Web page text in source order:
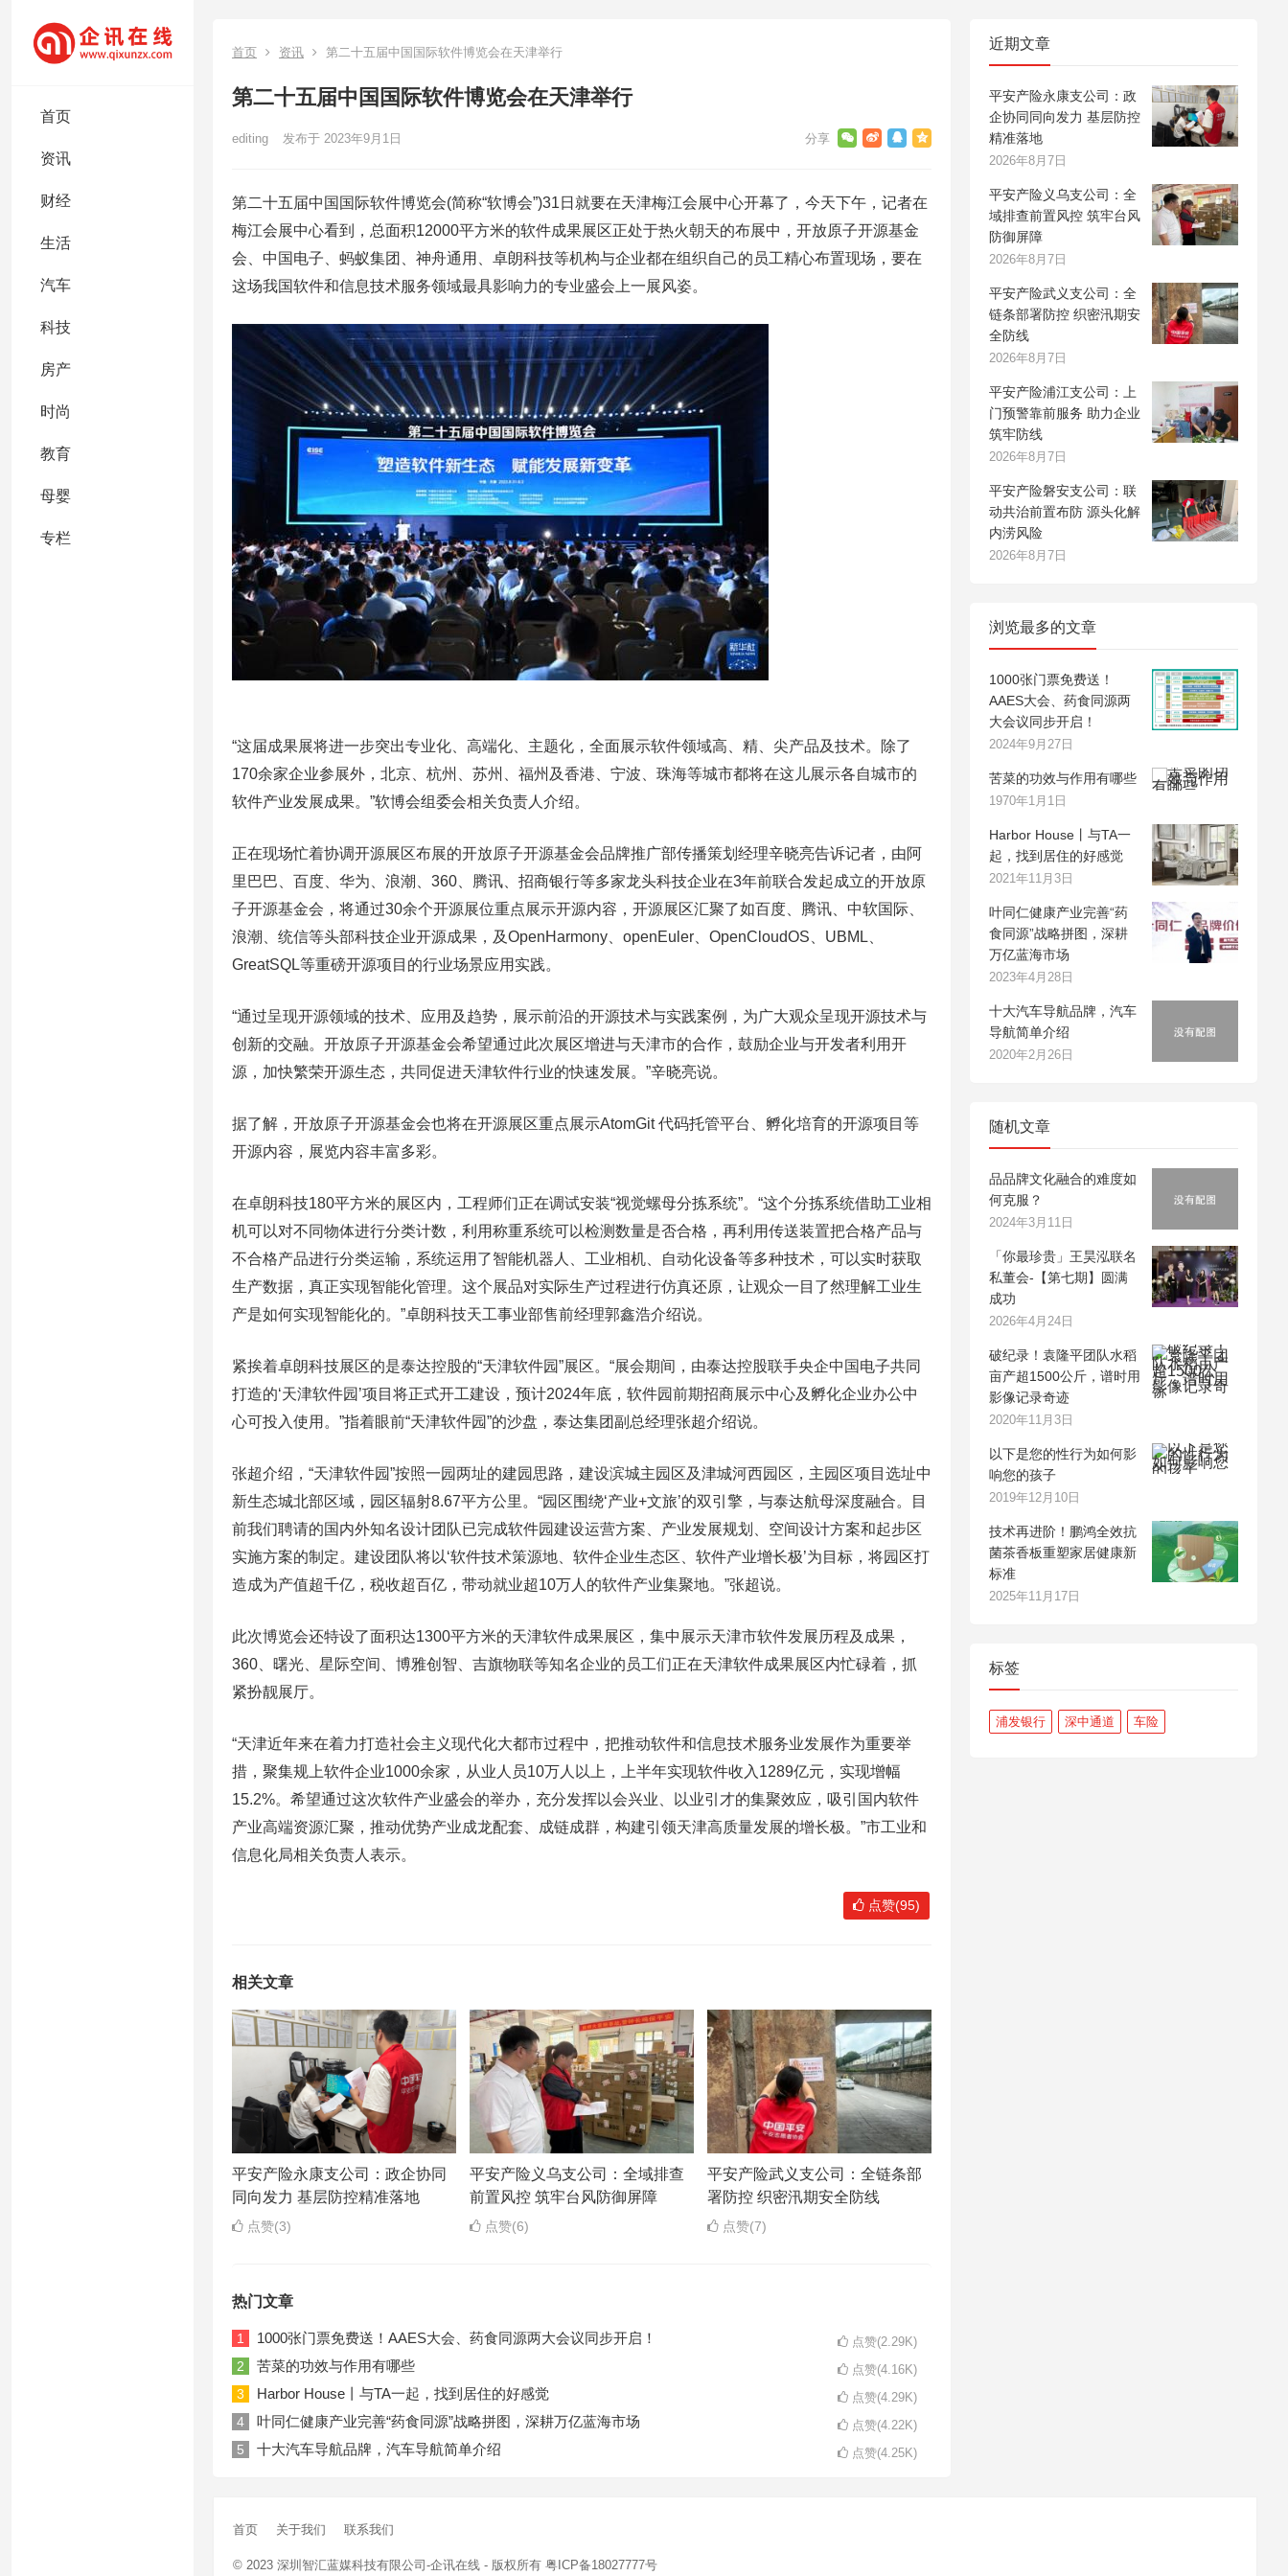
首页
资讯
财经
生活
汽车
科技
房产
时尚
教育
母婴
专栏
首页 资讯 第二十五届中国国际软件博览会在天津举行
第二十五届中国国际软件博览会在天津举行
editing 发布于 2023年9月1日
第二十五届中国国际软件博览会(简称“软博会”)31日就要在天津梅江会展中心开幕了，今天下午，记者在
梅江会展中心看到，总面积12000平方米的软件成果展区正处于热火朝天的布展中，开放原子开源基金
会、中国电子、蚂蚁集团、神舟通用、卓朗科技等机构与企业都在组织自己的员工精心布置现场，要在
这场我国软件和信息技术服务领域最具影响力的专业盛会上一展风姿。
“这届成果展将进一步突出专业化、高端化、主题化，全面展示软件领域高、精、尖产品及技术。除了
170余家企业参展外，北京、杭州、苏州、福州及香港、宁波、珠海等城市都将在这儿展示各自城市的
软件产业发展成果。”软博会组委会相关负责人介绍。
正在现场忙着协调开源展区布展的开放原子开源基金会品牌推广部传播策划经理辛晓亮告诉记者，由阿
里巴巴、百度、华为、浪潮、360、腾讯、招商银行等多家龙头科技企业在3年前联合发起成立的开放原
子开源基金会，将通过30余个开源展位重点展示开源内容，开源展区汇聚了如百度、腾讯、中软国际、
浪潮、统信等头部科技企业开源成果，及OpenHarmony、openEuler、OpenCloudOS、UBML、
GreatSQL等重磅开源项目的行业场景应用实践。
“通过呈现开源领域的技术、应用及趋势，展示前沿的开源技术与实践案例，为广大观众呈现开源技术与
创新的交融。开放原子开源基金会希望通过此次展区增进与天津市的合作，鼓励企业与开发者利用开
源，加快繁荣开源生态，共同促进天津软件行业的快速发展。”辛晓亮说。
据了解，开放原子开源基金会也将在开源展区重点展示AtomGit 代码托管平台、孵化培育的开源项目等
开源内容，展览内容丰富多彩。
在卓朗科技180平方米的展区内，工程师们正在调试安装“视觉螺母分拣系统”。“这个分拣系统借助工业相
机可以对不同物体进行分类计数，利用称重系统可以检测数量是否合格，再利用传送装置把合格产品与
不合格产品进行分类运输，系统运用了智能机器人、工业相机、自动化设备等多种技术，可以实时获取
生产数据，真正实现智能化管理。这个展品对实际生产过程进行仿真还原，让观众一目了然理解工业生
产是如何实现智能化的。”卓朗科技天工事业部售前经理郭鑫浩介绍说。
紧挨着卓朗科技展区的是泰达控股的“天津软件园”展区。“展会期间，由泰达控股联手央企中国电子共同
打造的‘天津软件园’项目将正式开工建设，预计2024年底，软件园前期招商展示中心及孵化企业办公中
心可投入使用。”指着眼前“天津软件园”的沙盘，泰达集团副总经理张超介绍说。
张超介绍，“天津软件园”按照一园两址的建园思路，建设滨城主园区及津城河西园区，主园区项目选址中
新生态城北部区域，园区辐射8.67平方公里。“园区围绕‘产业+文旅’的双引擎，与泰达航母深度融合。目
前我们聘请的国内外知名设计团队已完成软件园建设运营方案、产业发展规划、空间设计方案和起步区
实施方案的制定。建设团队将以‘软件技术策源地、软件企业生态区、软件产业增长极’为目标，将园区打
造成为产值超千亿，税收超百亿，带动就业超10万人的软件产业集聚地。”张超说。
此次博览会还特设了面积达1300平方米的天津软件成果展区，集中展示天津市软件发展历程及成果，
360、曙光、星际空间、博雅创智、吉旗物联等知名企业的员工们正在天津软件成果展区内忙碌着，抓
紧扮靓展厅。
“天津近年来在着力打造社会主义现代化大都市过程中，把推动软件和信息技术服务业发展作为重要举
措，聚集规上软件企业1000余家，从业人员10万人以上，上半年实现软件收入1289亿元，实现增幅
15.2%。希望通过这次软件产业盛会的举办，充分发挥以会兴业、以业引才的集聚效应，吸引国内软件
产业高端资源汇聚，推动优势产业成龙配套、成链成群，构建引领天津高质量发展的增长极。”市工业和
信息化局相关负责人表示。
点赞(95)
相关文章
平安产险永康支公司：政企协同
同向发力 基层防控精准落地
点赞(3)
平安产险义乌支公司：全域排查
前置风控 筑牢台风防御屏障
点赞(6)
平安产险武义支公司：全链条部
署防控 织密汛期安全防线
点赞(7)
热门文章
1 1000张门票免费送！AAES大会、药食同源两大会议同步开启！ 点赞(2.29K)
2 苦菜的功效与作用有哪些 点赞(4.16K)
3 Harbor House丨与TA一起，找到居住的好感觉 点赞(4.29K)
4 叶同仁健康产业完善“药食同源”战略拼图，深耕万亿蓝海市场 点赞(4.22K)
5 十大汽车导航品牌，汽车导航简单介绍 点赞(4.25K)
近期文章
平安产险永康支公司：政
企协同同向发力 基层防控
精准落地
2026年8月7日
平安产险义乌支公司：全
域排查前置风控 筑牢台风
防御屏障
2026年8月7日
平安产险武义支公司：全
链条部署防控 织密汛期安
全防线
2026年8月7日
平安产险浦江支公司：上
门预警靠前服务 助力企业
筑牢防线
2026年8月7日
平安产险磐安支公司：联
动共治前置布防 源头化解
内涝风险
2026年8月7日
浏览最多的文章
1000张门票免费送！
AAES大会、药食同源两
大会议同步开启！
2024年9月27日
苦菜的功效与作用有哪些
1970年1月1日
Harbor House丨与TA一
起，找到居住的好感觉
2021年11月3日
叶同仁健康产业完善“药
食同源”战略拼图，深耕
万亿蓝海市场
2023年4月28日
十大汽车导航品牌，汽车
导航简单介绍
2020年2月26日
随机文章
品品牌文化融合的难度如
何克服？
2024年3月11日
「你最珍贵」王昊泓联名
私董会-【第七期】圆满
成功
2026年4月24日
破纪录！袁隆平团队水稻
亩产超1500公斤，谱时用
影像记录奇迹
2020年11月3日
以下是您的性行为如何影
响您的孩子
2019年12月10日
技术再进阶！鹏鸿全效抗
菌茶香板重塑家居健康新
标准
2025年11月17日
标签
浦发银行 深中通道 车险
首页 关于我们 联系我们
© 2023 深圳智汇蓝媒科技有限公司-企讯在线 - 版权所有 粤ICP备18027777号